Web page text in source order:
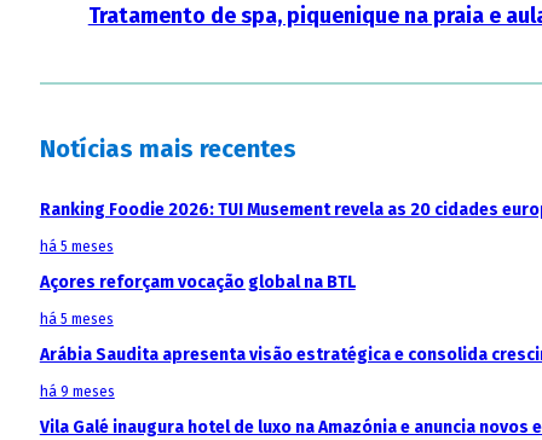
Tratamento de spa, piquenique na praia e
Notícias mais recentes
Ranking Foodie 2026: TUI Musement revela as 20 cidades
há 5 meses
Açores reforçam vocação global na BTL
há 5 meses
Arábia Saudita apresenta visão estratégica e consolida
há 9 meses
Vila Galé inaugura hotel de luxo na Amazónia e anuncia